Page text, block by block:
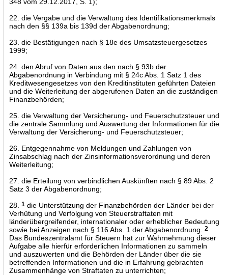
22. die Vergabe und die Verwaltung des Identifikationsmerkmals
nach den §§ 139a bis 139d der Abgabenordnung;
23. die Bestätigungen nach § 18e des Umsatzsteuergesetzes
1999;
24. den Abruf von Daten aus den nach § 93b der
Abgabenordnung in Verbindung mit § 24c Abs. 1 Satz 1 des
Kreditwesengesetzes von den Kreditinstituten geführten Dateien
und die Weiterleitung der abgerufenen Daten an die zuständigen
Finanzbehörden;
25. die Verwaltung der Versicherung- und Feuerschutzsteuer und
die zentrale Sammlung und Auswertung der Informationen für die
Verwaltung der Versicherung- und Feuerschutzsteuer;
26. Entgegennahme von Meldungen und Zahlungen von
Zinsabschlag nach der Zinsinformationsverordnung und deren
Weiterleitung;
27. die Erteilung von verbindlichen Auskünften nach § 89 Abs. 2
Satz 3 der Abgabenordnung;
28.
1die Unterstützung der Finanzbehörden der Länder bei der
Verhütung und Verfolgung von Steuerstraftaten mit
länderübergreifender, internationaler oder erheblicher Bedeutung
sowie bei Anzeigen nach § 116 Abs. 1 der Abgabenordnung.
2
Das Bundeszentralamt für Steuern hat zur Wahrnehmung dieser
Aufgabe alle hierfür erforderlichen Informationen zu sammeln
und auszuwerten und die Behörden der Länder über die sie
betreffenden Informationen und die in Erfahrung gebrachten
Zusammenhänge von Straftaten zu unterrichten;